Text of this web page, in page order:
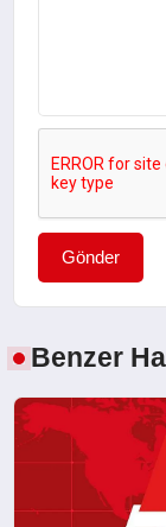
Gönder
Benzer